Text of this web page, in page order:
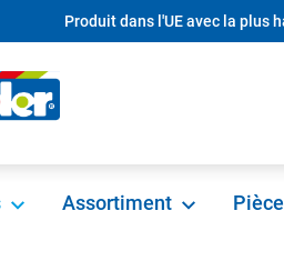
à la navigation principale
Produit dans l'UE avec la plus
Assortiment